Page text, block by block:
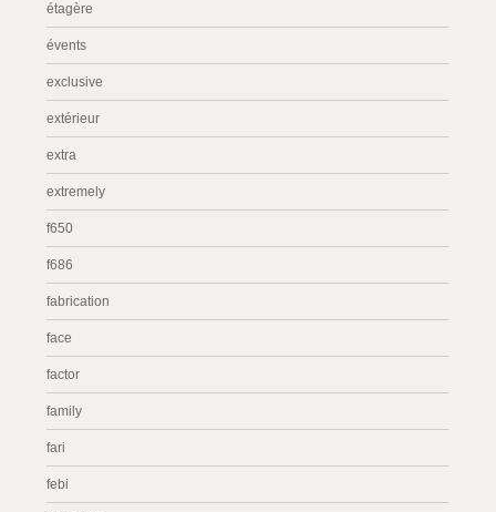
étagère
évents
exclusive
extérieur
extra
extremely
f650
f686
fabrication
face
factor
family
fari
febi